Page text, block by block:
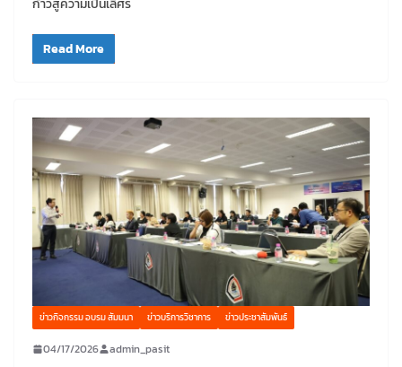
ก้าวสู่ความเป็นเลิศร
Read More
ข่าวกิจกรรม อบรม สัมมนา ข่าวบริการวิชาการ ข่าวประชาสัมพันธ์
04/17/2026 admin_pasit